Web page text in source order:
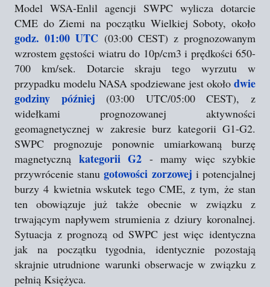
Model WSA-Enlil agencji SWPC wylicza dotarcie
CME do Ziemi na początku Wielkiej Soboty, około
godz. 01:00 UTC (03:00 CEST) z prognozowanym
wzrostem gęstości wiatru do 10p/cm3 i prędkości 650-
700 km/sek. Dotarcie skraju tego wyrzutu w
przypadku modelu NASA spodziewane jest około dwie
godziny później (03:00 UTC/05:00 CEST), z
widełkami prognozowanej aktywności
geomagnetycznej w zakresie burz kategorii G1-G2.
SWPC prognozuje ponownie umiarkowaną burzę
magnetyczną kategorii G2 - mamy więc szybkie
przywrócenie stanugotowości zorzowej i potencjalnej
burzy 4 kwietnia wskutek tego CME, z tym, że stan
ten obowiązuje już także obecnie w związku z
trwającym napływem strumienia z dziury koronalnej.
Sytuacja z prognozą od SWPC jest więc identyczna
jak na początku tygodnia, identycznie pozostają
skrajnie utrudnione warunki obserwacje w związku z
pełnią Księżyca.